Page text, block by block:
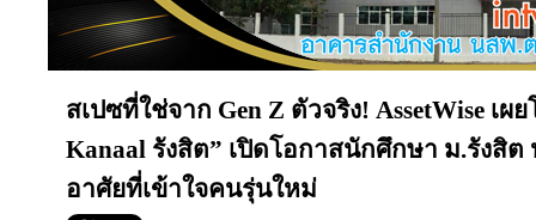
สเปซที่ใช่จาก Gen Z ตัวจริง! AssetWise เ
Kanaal รังสิต” เปิดโอกาสนักศึกษา ม.รังสิ
อาศัยที่เข้าใจคนรุ่นใหม่